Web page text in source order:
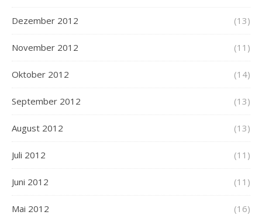
Dezember 2012 (13)
November 2012 (11)
Oktober 2012 (14)
September 2012 (13)
August 2012 (13)
Juli 2012 (11)
Juni 2012 (11)
Mai 2012 (16)